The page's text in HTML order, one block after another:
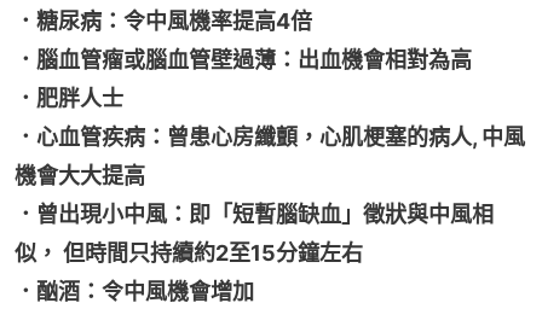
．糖尿病：令中風機率提高4倍
．腦血管瘤或腦血管壁過薄：出血機會相對為高
．肥胖人士
．心血管疾病：曾患心房纖顫，心肌梗塞的病人, 中風
機會大大提高
．曾出現小中風：即「短暫腦缺血」徵狀與中風相
似， 但時間只持續約2至15分鐘左右
．酗酒：令中風機會增加